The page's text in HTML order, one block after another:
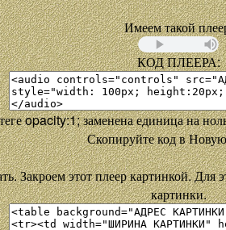
Имеем такой
КОД ПЛЕЕРА:
opacity:1; заменена единица на
Скопируйте код в
Закроем этот плеер картинкой. Для
картинки.